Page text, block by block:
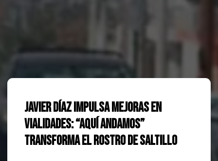
Javier Díaz impulsa mejoras en
vialidades: “Aquí Andamos”
transforma el rostro de Saltillo